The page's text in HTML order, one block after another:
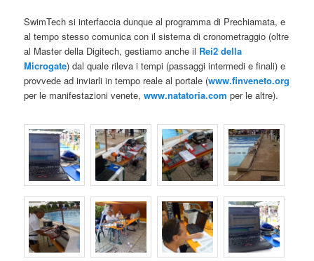
SwimTech si interfaccia dunque al programma di Prechiamata, e
al tempo stesso comunica con il sistema di cronometraggio (oltre
al Master della Digitech, gestiamo anche il Rei2 della
Microgate) dal quale rileva i tempi (passaggi intermedi e finali) e
provvede ad inviarli in tempo reale al portale (www.finveneto.org
per le manifestazioni venete,www.natatoria.com per le altre).